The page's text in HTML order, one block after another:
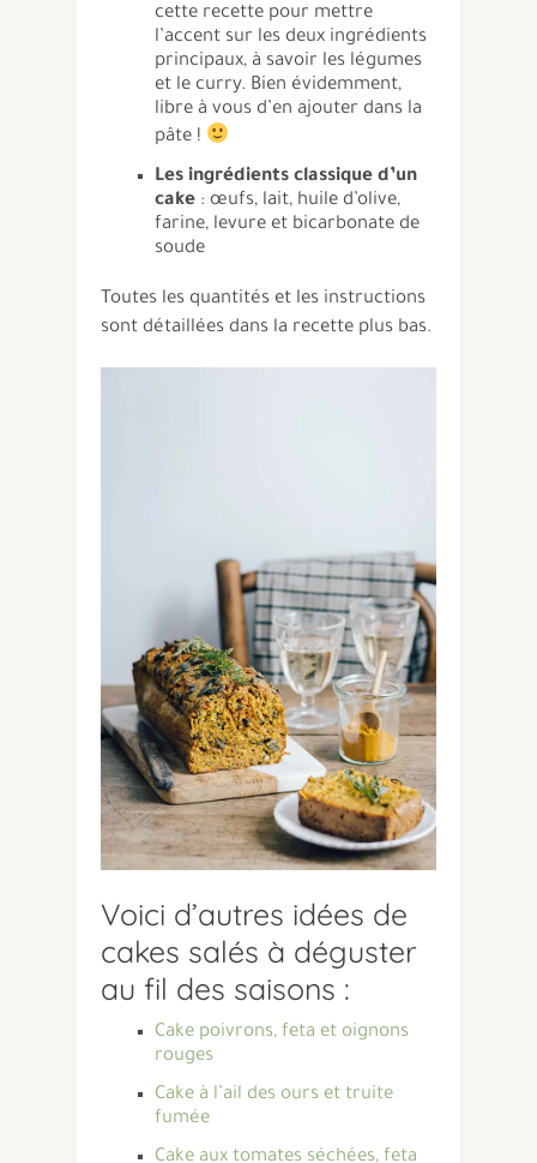
cette recette pour mettre
l’accent sur les deux ingrédients
principaux, à savoir les légumes
et le curry. Bien évidemment,
libre à vous d’en ajouter dans la
pâte !
Les ingrédients classique d’un
cake : œufs, lait, huile d’olive,
farine, levure et bicarbonate de
soude
Toutes les quantités et les instructions
sont détaillées dans la recette plus bas.
Voici d’autres idées de
cakes salés à déguster
au fil des saisons :
Cake poivrons, feta et oignons
rouges
Cake à l’ail des ours et truite
fumée
Cake aux tomates séchées, feta